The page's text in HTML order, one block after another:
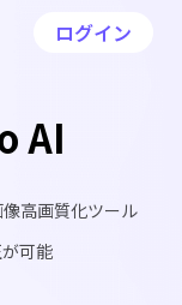
ログイン
AI
高画質化ツール
可能